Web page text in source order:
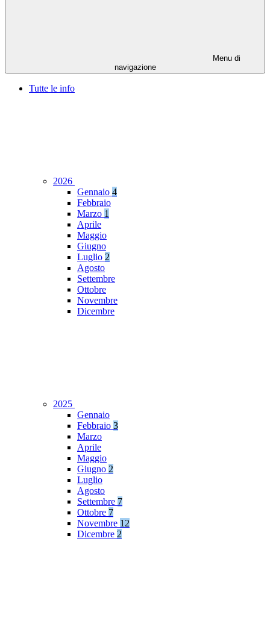
Menu di
navigazione
Tutte le info
2026
Gennaio 4
Febbraio
Marzo 1
Aprile
Maggio
Giugno
Luglio 2
Agosto
Settembre
Ottobre
Novembre
Dicembre
2025
Gennaio
Febbraio 3
Marzo
Aprile
Maggio
Giugno 2
Luglio
Agosto
Settembre 7
Ottobre 7
Novembre 12
Dicembre 2